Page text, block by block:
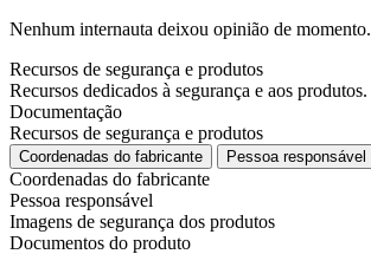
Nenhum internauta deixou opinião de momento.
Recursos de segurança e produtos
Recursos dedicados à segurança e aos produtos.
Documentação
Recursos de segurança e produtos
Coordenadas do fabricante Pessoa responsável
Coordenadas do fabricante
Pessoa responsável
Imagens de segurança dos produtos
Documentos do produto